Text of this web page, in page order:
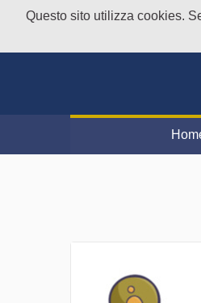
Questo sito utilizza cookies.